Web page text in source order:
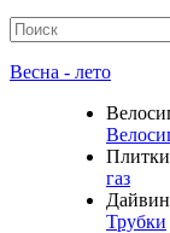
Весна - лето
Плитки
газ
Трубки